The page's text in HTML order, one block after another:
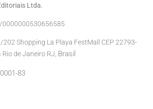
Ltda.
202 Shopping La Playa FestMall CEP 22793-
de Janeiro RJ, Brasil
83